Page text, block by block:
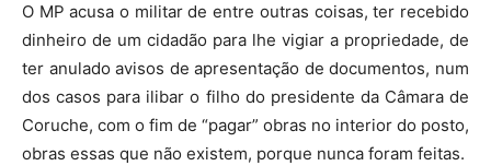
O MP acusa o militar de entre outras coisas, ter recebido
dinheiro de um cidadão para lhe vigiar a propriedade, de
ter anulado avisos de apresentação de documentos, num
dos casos para ilibar o filho do presidente da Câmara de
Coruche, com o fim de “pagar” obras no interior do posto,
obras essas que não existem, porque nunca foram feitas.